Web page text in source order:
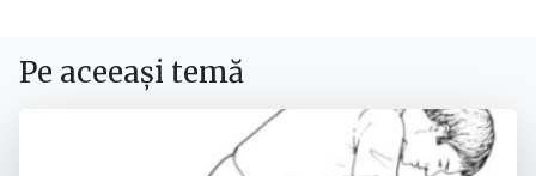
Pe aceeași temă